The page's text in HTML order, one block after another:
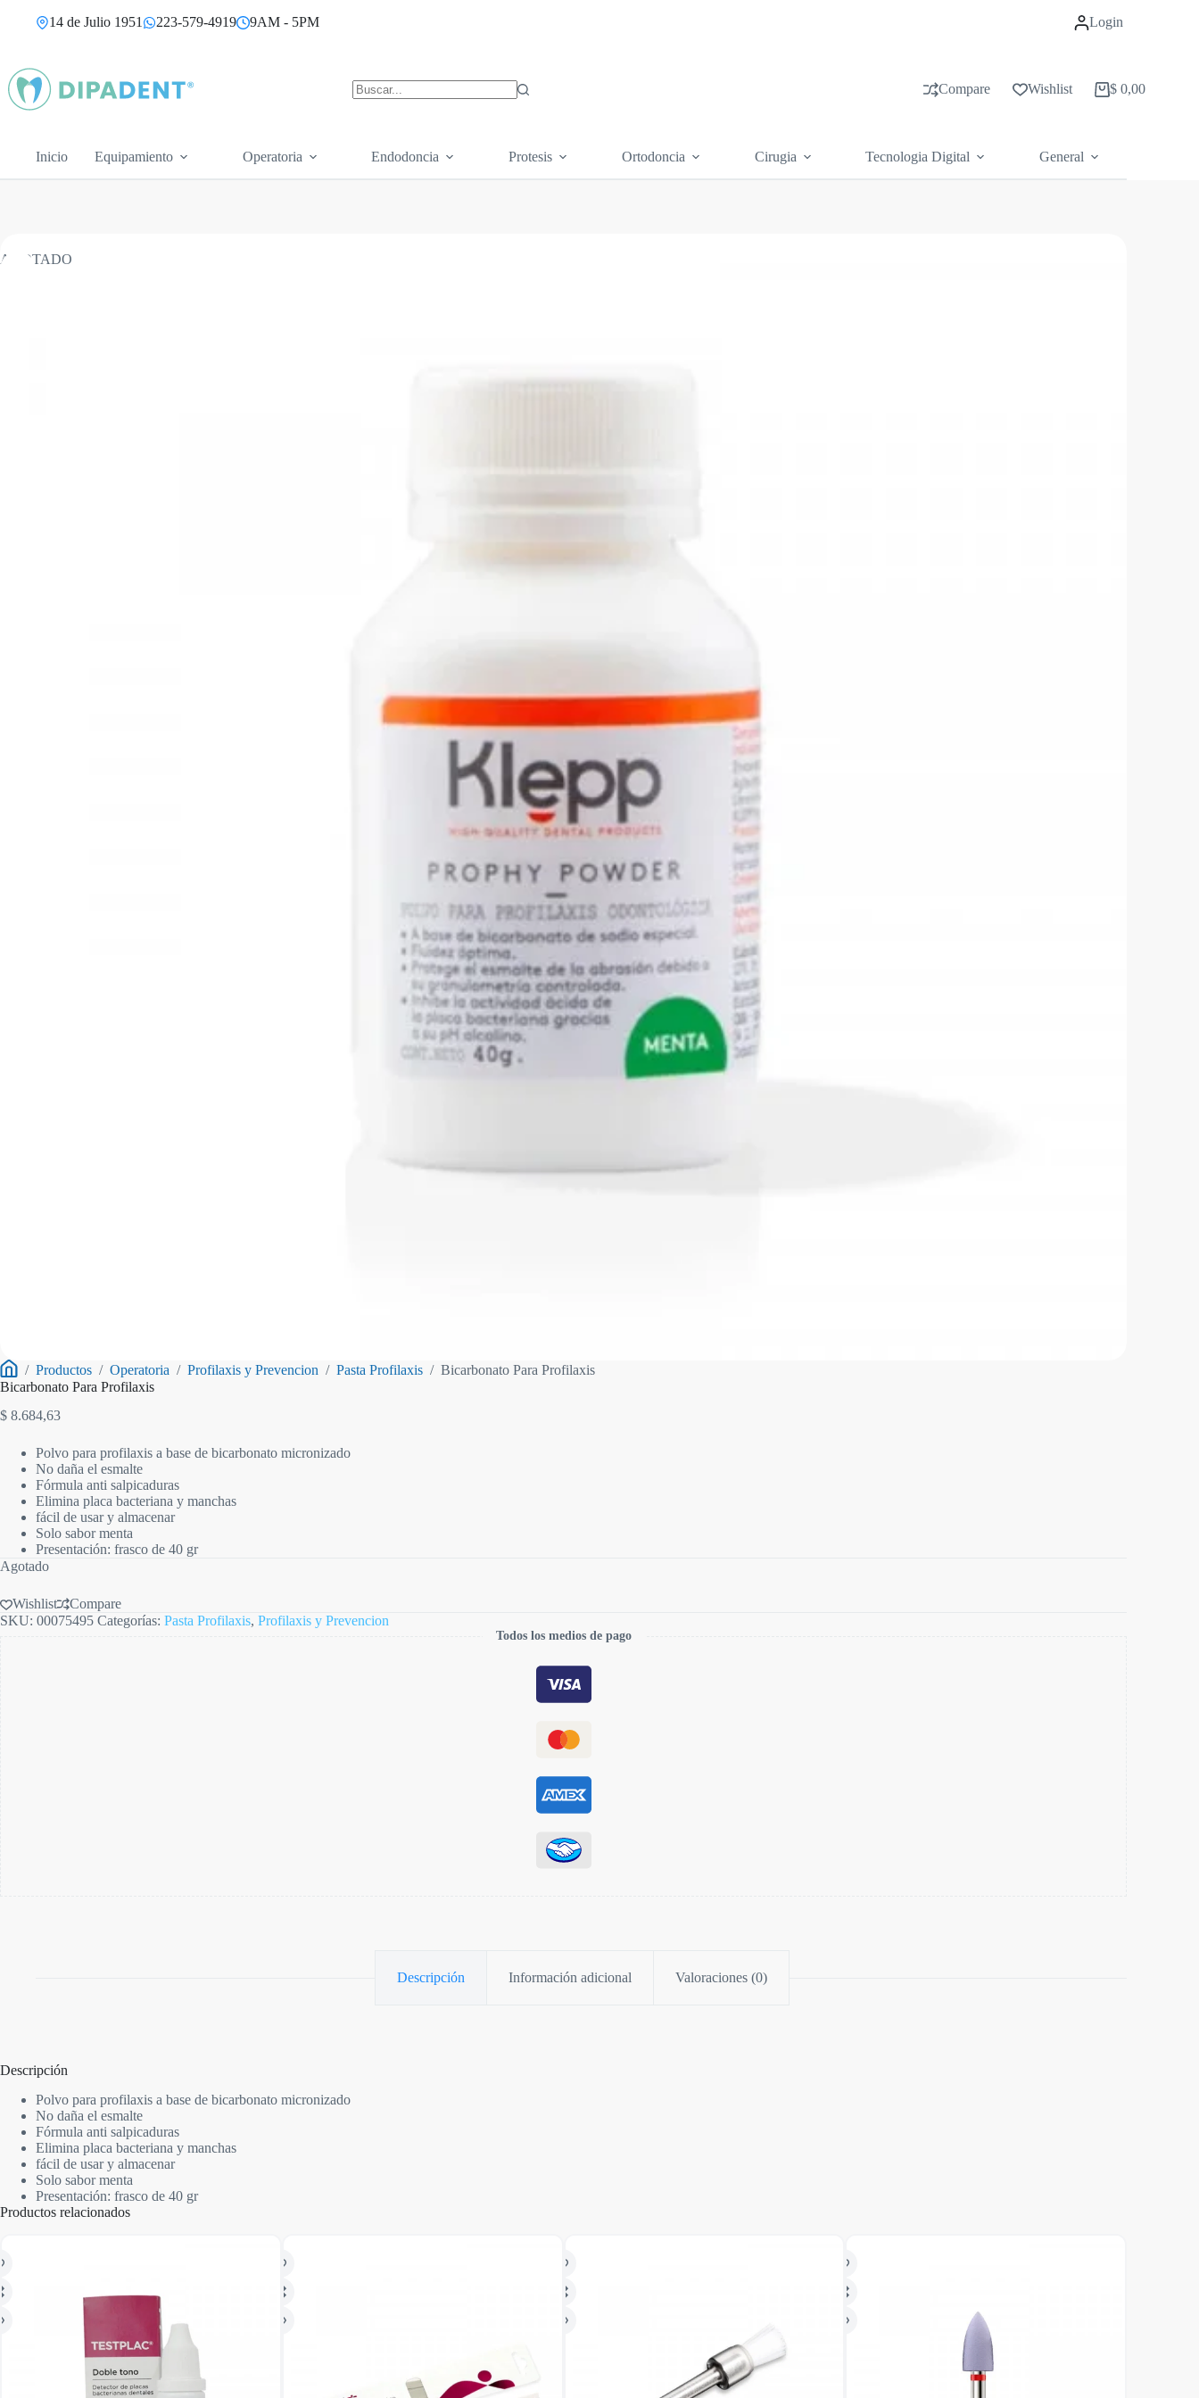
14 de Julio 1951 223-579-4919 9AM - 5PM Login
Compare Wishlist
Carrito
$ 0,00
Inicio Equipamiento Operatoria Endodoncia Protesis Ortodoncia Cirugia Tecnologia Digital General
AGOTADO
Inicio
/ Productos / Operatoria / Profilaxis y Prevencion / Pasta Profilaxis / Bicarbonato Para Profilaxis
Bicarbonato Para Profilaxis
$ 8.684,63
Polvo para profilaxis a base de bicarbonato micronizado
No daña el esmalte
Fórmula anti salpicaduras
Elimina placa bacteriana y manchas
fácil de usar y almacenar
Solo sabor menta
Presentación: frasco de 40 gr
Agotado
Wishlist
Compare
SKU: 00075495 Categorías: Pasta Profilaxis, Profilaxis y Prevencion
Todos los medios de pago
Descripción Información adicional Valoraciones (0)
Descripción
Polvo para profilaxis a base de bicarbonato micronizado
No daña el esmalte
Fórmula anti salpicaduras
Elimina placa bacteriana y manchas
fácil de usar y almacenar
Solo sabor menta
Presentación: frasco de 40 gr
Productos relacionados